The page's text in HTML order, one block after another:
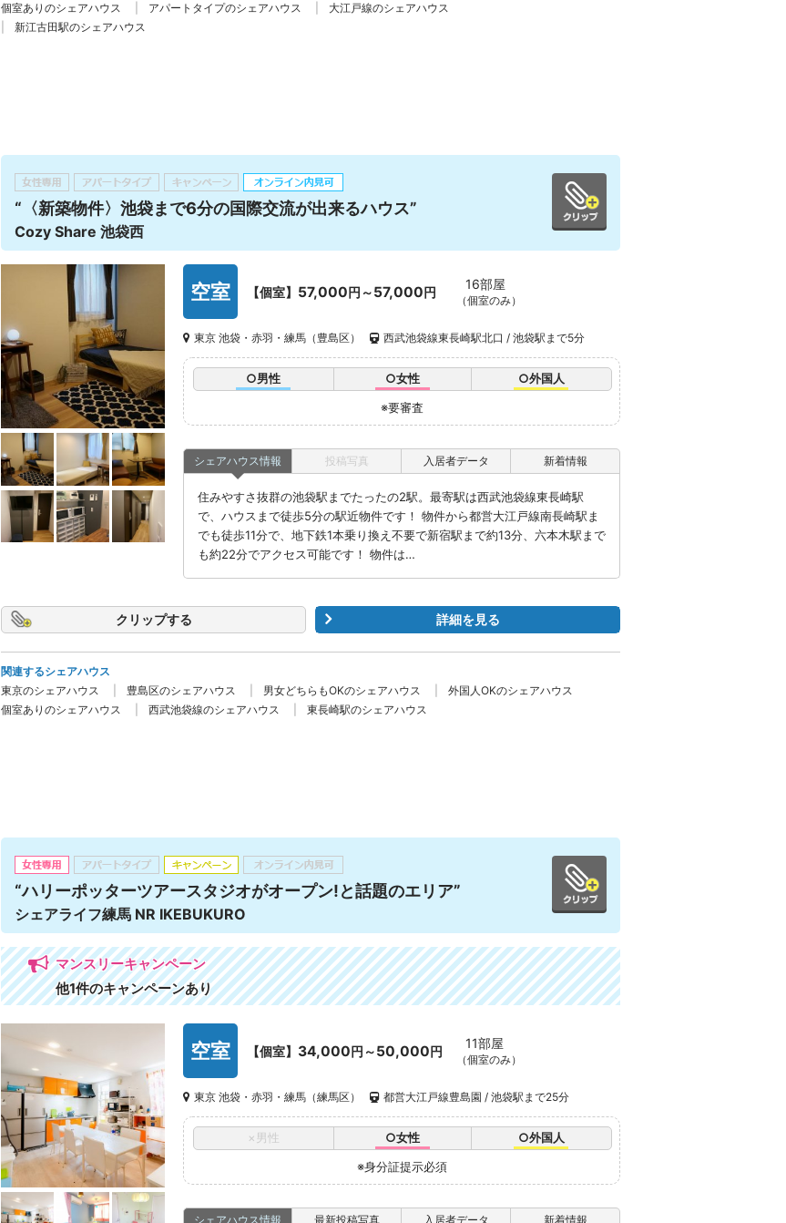
個室ありのシェアハウス
アパートタイプのシェアハウス
大江戸線のシェアハウス
新江古田駅のシェアハウス
“〈新築物件〉池袋まで6分の国際交流が出来るハウス”
Cozy Share 池袋西
空室 【個室】 57,000円～57,000円 16部屋
（個室のみ）
東京 池袋・赤羽・練馬（豊島区） 西武池袋線東長崎駅北口 / 池袋駅まで5分
○男性 ○女性
○外国人
※要審査
シェアハウス情報
住みやすさ抜群の池袋駅までたったの2駅。最寄駅は西武池袋線東長崎駅
で、ハウスまで徒歩5分の駅近物件です！ 物件から都営大江戸線南長崎駅ま
でも徒歩11分で、地下鉄1本乗り換え不要で新宿駅まで約13分、六本木駅まで
も約22分でアクセス可能です！ 物件は…
投稿写真 入居者データ 新着情報
クリップ 詳細を見る
関連するシェアハウス
東京のシェアハウス
豊島区のシェアハウス 男女どちらもOKのシェアハウス
外国人OKのシェアハウス
個室ありのシェアハウス
西武池袋線のシェアハウス 東長崎駅のシェアハウス
“ハリーポッターツアースタジオがオープン!と話題のエリア”
シェアライフ練馬 NR IKEBUKURO
マンスリーキャンペーン
他1件のキャンペーンあり
空室 【個室】 34,000円～50,000円 11部屋
（個室のみ）
東京 池袋・赤羽・練馬（練馬区） 都営大江戸線豊島園 / 池袋駅まで25分
×男性 ○女性
○外国人
※身分証提示必須
シェアハウス情報 最新投稿写真 入居者データ 新着情報